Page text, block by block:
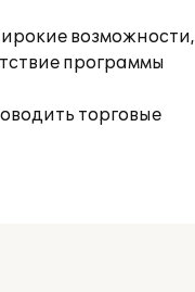
возможности,
программы
торговые